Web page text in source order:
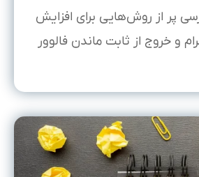
پر از روش‌هایی برای افزایش
و خروج از ثابت ماندن فالوور